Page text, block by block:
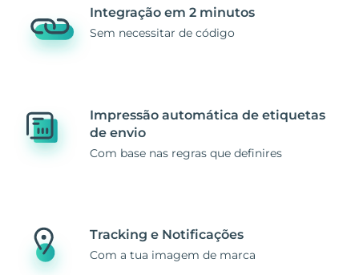
Integração em 2 minutos
Sem necessitar de código
Impressão automática de etiquetas
de envio
Com base nas regras que definires
Tracking e Notificações
Com a tua imagem de marca